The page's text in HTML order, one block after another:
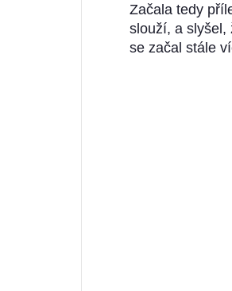
Začala tedy
slouží, a slyšel,
se začal stále